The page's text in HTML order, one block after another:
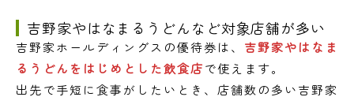
吉野家やはなまるうどんなど対象店舗が多い
吉野家ホールディングスの優待券は、 吉野家やはなま
るうどんをはじめとした飲食店で使えます。
出先で手短に食事がしたいとき、店舗数の多い吉野家